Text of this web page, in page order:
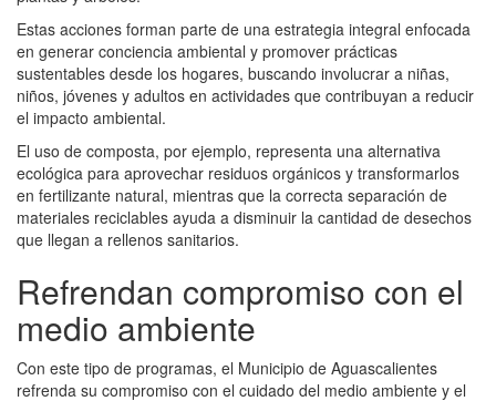
Estas acciones forman parte de una estrategia integral enfocada
en generar conciencia ambiental y promover prácticas
sustentables desde los hogares, buscando involucrar a niñas,
niños, jóvenes y adultos en actividades que contribuyan a reducir
el impacto ambiental.
El uso de composta, por ejemplo, representa una alternativa
ecológica para aprovechar residuos orgánicos y transformarlos
en fertilizante natural, mientras que la correcta separación de
materiales reciclables ayuda a disminuir la cantidad de desechos
que llegan a rellenos sanitarios.
Refrendan compromiso con el
medio ambiente
Con este tipo de programas, el Municipio de Aguascalientes
refrenda su compromiso con el cuidado del medio ambiente y el